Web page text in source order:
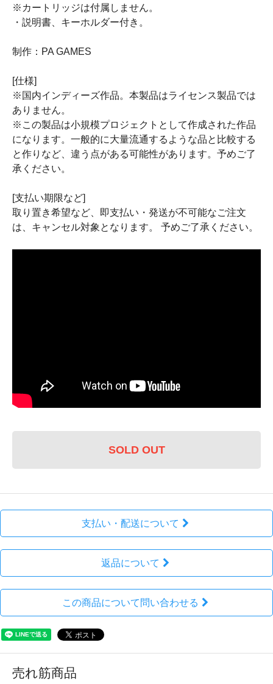
※カートリッジは付属しません。
・説明書、キーホルダー付き。
制作：PA GAMES
[仕様]
※国内インディーズ作品。本製品はライセンス製品では
ありません。
※この製品は小規模プロジェクトとして作成された作品
になります。一般的に大量流通するような品と比較する
と作りなど、違う点がある可能性があります。予めご了
承ください。
[支払い期限など]
取り置き希望など、即支払い・発送が不可能なご注文
は、キャンセル対象となります。 予めご了承ください。
SOLD OUT
支払い・配送について
返品について
この商品について問い合わせる
売れ筋商品